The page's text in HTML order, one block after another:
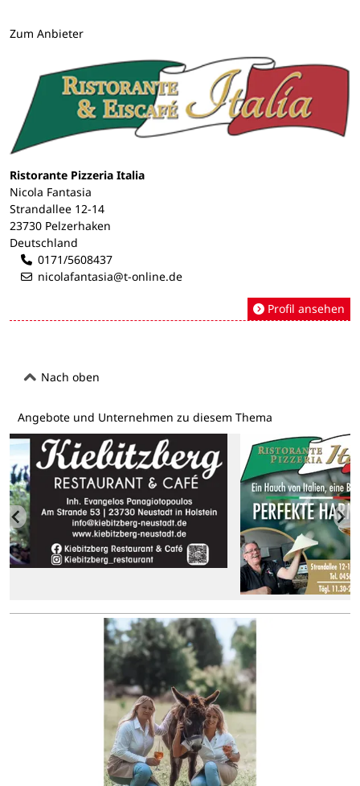
Zum Anbieter
Ristorante Pizzeria Italia
Nicola Fantasia
Strandallee 12-14
23730 Pelzerhaken
Deutschland
0171/5608437
nicolafantasia@t-online.de
Profil ansehen
Nach oben
Angebote und Unternehmen zu diesem Thema